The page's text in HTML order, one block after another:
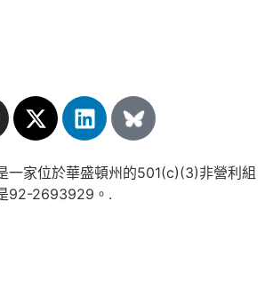
一家位於華盛頓州的501(c)(3)非營利組
92-2693929。.